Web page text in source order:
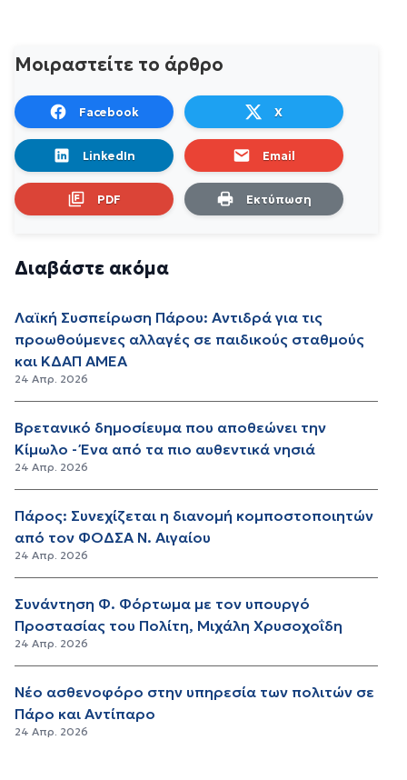
Μοιραστείτε το άρθρο
Facebook X
LinkedIn Email
PDF Εκτύπωση
Διαβάστε ακόμα
Λαϊκή Συσπείρωση Πάρου: Αντιδρά για τις
προωθούμενες αλλαγές σε παιδικούς σταθμούς
και ΚΔΑΠ ΑΜΕΑ
24 Απρ. 2026
Βρετανικό δημοσίευμα που αποθεώνει την
Κίμωλο - Ένα από τα πιο αυθεντικά νησιά
24 Απρ. 2026
Πάρος: Συνεχίζεται η διανομή κομποστοποιητών
από τον ΦΟΔΣΑ Ν. Αιγαίου
24 Απρ. 2026
Συνάντηση Φ. Φόρτωμα με τον υπουργό
Προστασίας του Πολίτη, Μιχάλη Χρυσοχοΐδη
24 Απρ. 2026
Νέο ασθενοφόρο στην υπηρεσία των πολιτών σε
Πάρο και Αντίπαρο
24 Απρ. 2026